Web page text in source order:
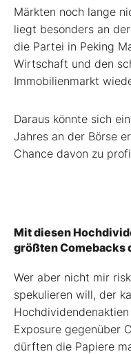
Märkten noch lange
liegt besonders an
die Partei in Peking
Wirtschaft und den
Immobilienmarkt
Daraus könnte sich
Jahres an der Börse
Chance davon zu
Mit diesen
größten Comebacks
Wer aber nicht mir
spekulieren will, der
Exposure gegenüber
dürften die Papiere